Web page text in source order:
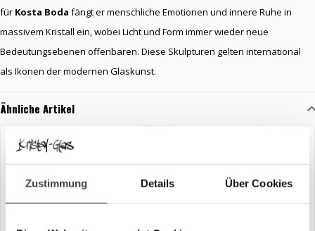
Zustimmung Details Über Cookies
für Kosta Boda fängt er menschliche Emotionen und innere Ruhe in
massivem Kristall ein, wobei Licht und Form immer wieder neue
Bedeutungsebenen offenbaren. Diese Skulpturen gelten international
als Ikonen der modernen Glaskunst.
Ähnliche Artikel